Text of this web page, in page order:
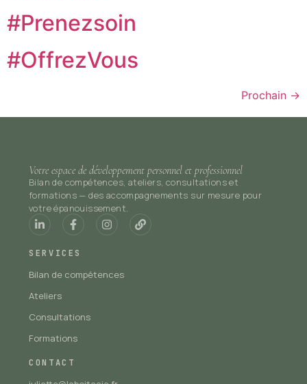
#Prenezsoin
#OffrezVous
Prochain →
Votre espace de développement personnel et professionnel
Bilan de compétences, ateliers, consultations et
formations — des accompagnements sur mesure pour
votre épanouissement.
SERVICES
Bilan de compétences
Ateliers
Consultations
Formations
CONTACT